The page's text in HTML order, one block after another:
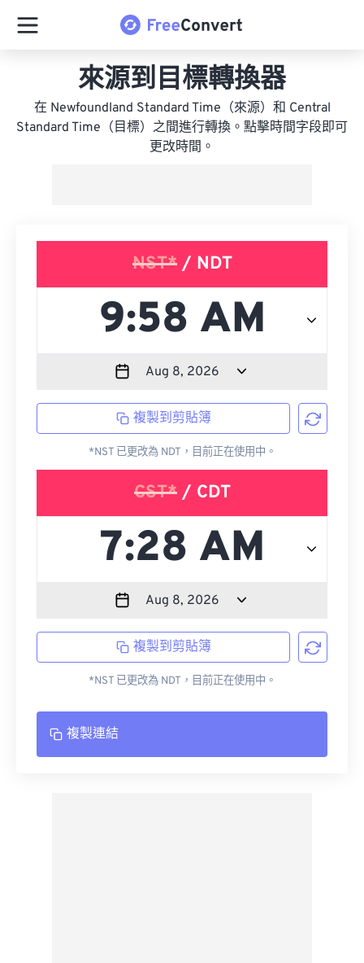
來源到目標轉換器
在 Newfoundland Standard Time（來源）和 Central
Standard Time（目標）之間進行轉換。點擊時間字段即可
更改時間。
NST*/ NDT
複製到剪貼簿
*NST 已更改為 NDT，目前正在使用中。
CST*/ CDT
複製到剪貼簿
*NST 已更改為 NDT，目前正在使用中。
複製連結